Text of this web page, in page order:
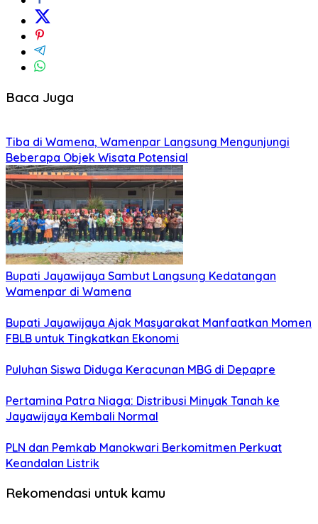
Baca Juga
Tiba di Wamena, Wamenpar Langsung Mengunjungi
Beberapa Objek Wisata Potensial
Bupati Jayawijaya Sambut Langsung Kedatangan
Wamenpar di Wamena
Bupati Jayawijaya Ajak Masyarakat Manfaatkan Momen
FBLB untuk Tingkatkan Ekonomi
Puluhan Siswa Diduga Keracunan MBG di Depapre
Pertamina Patra Niaga: Distribusi Minyak Tanah ke
Jayawijaya Kembali Normal
PLN dan Pemkab Manokwari Berkomitmen Perkuat
Keandalan Listrik
Rekomendasi untuk kamu